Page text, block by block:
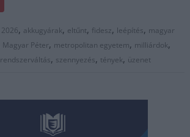
2026, akkugyárak, eltűnt, fidesz, leépítés, magyar
Magyar Péter, metropolitan egyetem, milliárdok,
rendszerváltás, szennyezés, tények, üzenet